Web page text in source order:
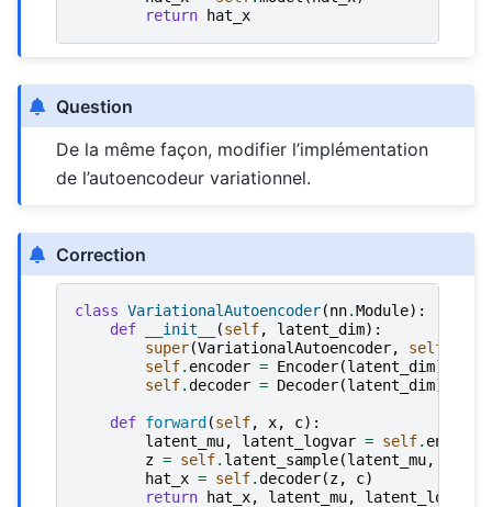
return
hat_x
Question
De la même façon, modifier l’implémentation
de l’autoencodeur variationnel.
Correction
class VariationalAutoencoder(nn.Module):
def
__init__ (self, latent_dim):
super(VariationalAutoencoder, self
self. encoder = Encoder(latent_dim)
self.decoder = Decoder(latent_dim)
def forward(self, x, c):
latent_mu, latent_logvar = self. encoder
z = self. latent_sample(latent_mu,
hat_x = self.decoder(z, c)
return hat_x, latent_mu, latent_logvar